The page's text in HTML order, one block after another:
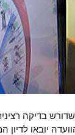
בדיקה
יובאו